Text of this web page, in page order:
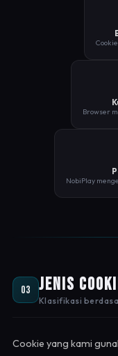
Browser
NobiPlay
03 Jenis
Klasifikasi
Cookie yang kami